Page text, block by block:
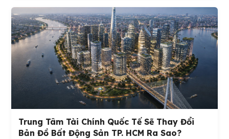
Trung Tâm Tài Chính Quốc Tế Sẽ Thay Đổi
Bản Đồ Bất Động Sản TP. HCM Ra Sao?